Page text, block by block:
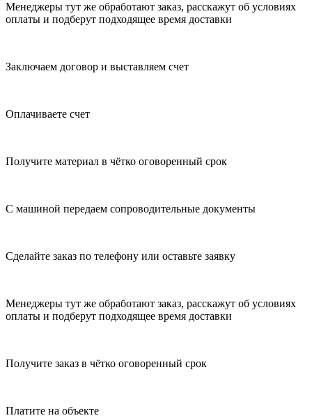
Менеджеры тут же обработают заказ, расскажут об условиях
оплаты и подберут подходящее время доставки
Заключаем договор и выставляем счет
Оплачиваете счет
Получите материал в чётко оговоренный срок
С машиной передаем сопроводительные документы
Сделайте заказ по телефону или оставьте заявку
Менеджеры тут же обработают заказ, расскажут об условиях
оплаты и подберут подходящее время доставки
Получите заказ в чётко оговоренный срок
Платите на объекте